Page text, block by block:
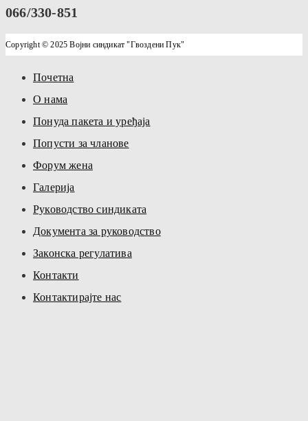
066/330-851
Copyright © 2025 Војни синдикат "Гвоздени Пук"
Почетна
О нама
Понуда пакета и уређаја
Попусти за чланове
Форум жена
Галерија
Руководство синдиката
Документа за руководство
Законска регулатива
Контакти
Контактирајте нас